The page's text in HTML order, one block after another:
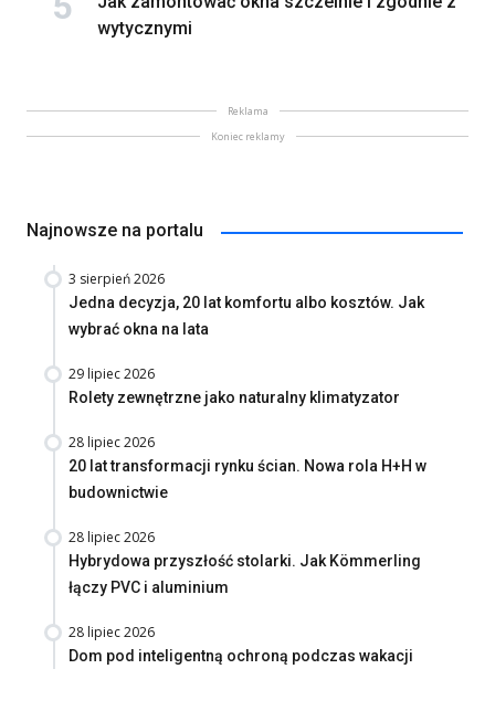
wytycznymi
Reklama
Koniec reklamy
Najnowsze na portalu
3 sierpień 2026
Jedna decyzja, 20 lat komfortu albo kosztów. Jak
wybrać okna na lata
29 lipiec 2026
Rolety zewnętrzne jako naturalny klimatyzator
28 lipiec 2026
20 lat transformacji rynku ścian. Nowa rola H+H w
budownictwie
28 lipiec 2026
Hybrydowa przyszłość stolarki. Jak Kömmerling
łączy PVC i aluminium
28 lipiec 2026
Dom pod inteligentną ochroną podczas wakacji